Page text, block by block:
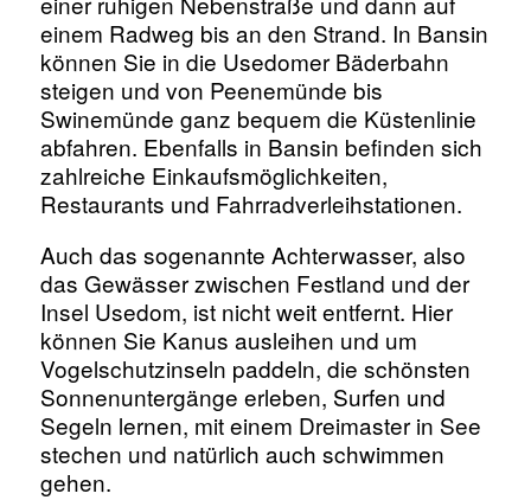
einem Radweg bis an den Strand. In Bansin
können Sie in die Usedomer Bäderbahn
steigen und von Peenemünde bis
Swinemünde ganz bequem die Küstenlinie
abfahren. Ebenfalls in Bansin befinden sich
zahlreiche Einkaufsmöglichkeiten,
Restaurants und Fahrradverleihstationen.
Auch das sogenannte Achterwasser, also
das Gewässer zwischen Festland und der
Insel Usedom, ist nicht weit entfernt. Hier
können Sie Kanus ausleihen und um
Vogelschutzinseln paddeln, die schönsten
Sonnenuntergänge erleben, Surfen und
Segeln lernen, mit einem Dreimaster in See
stechen und natürlich auch schwimmen
gehen.